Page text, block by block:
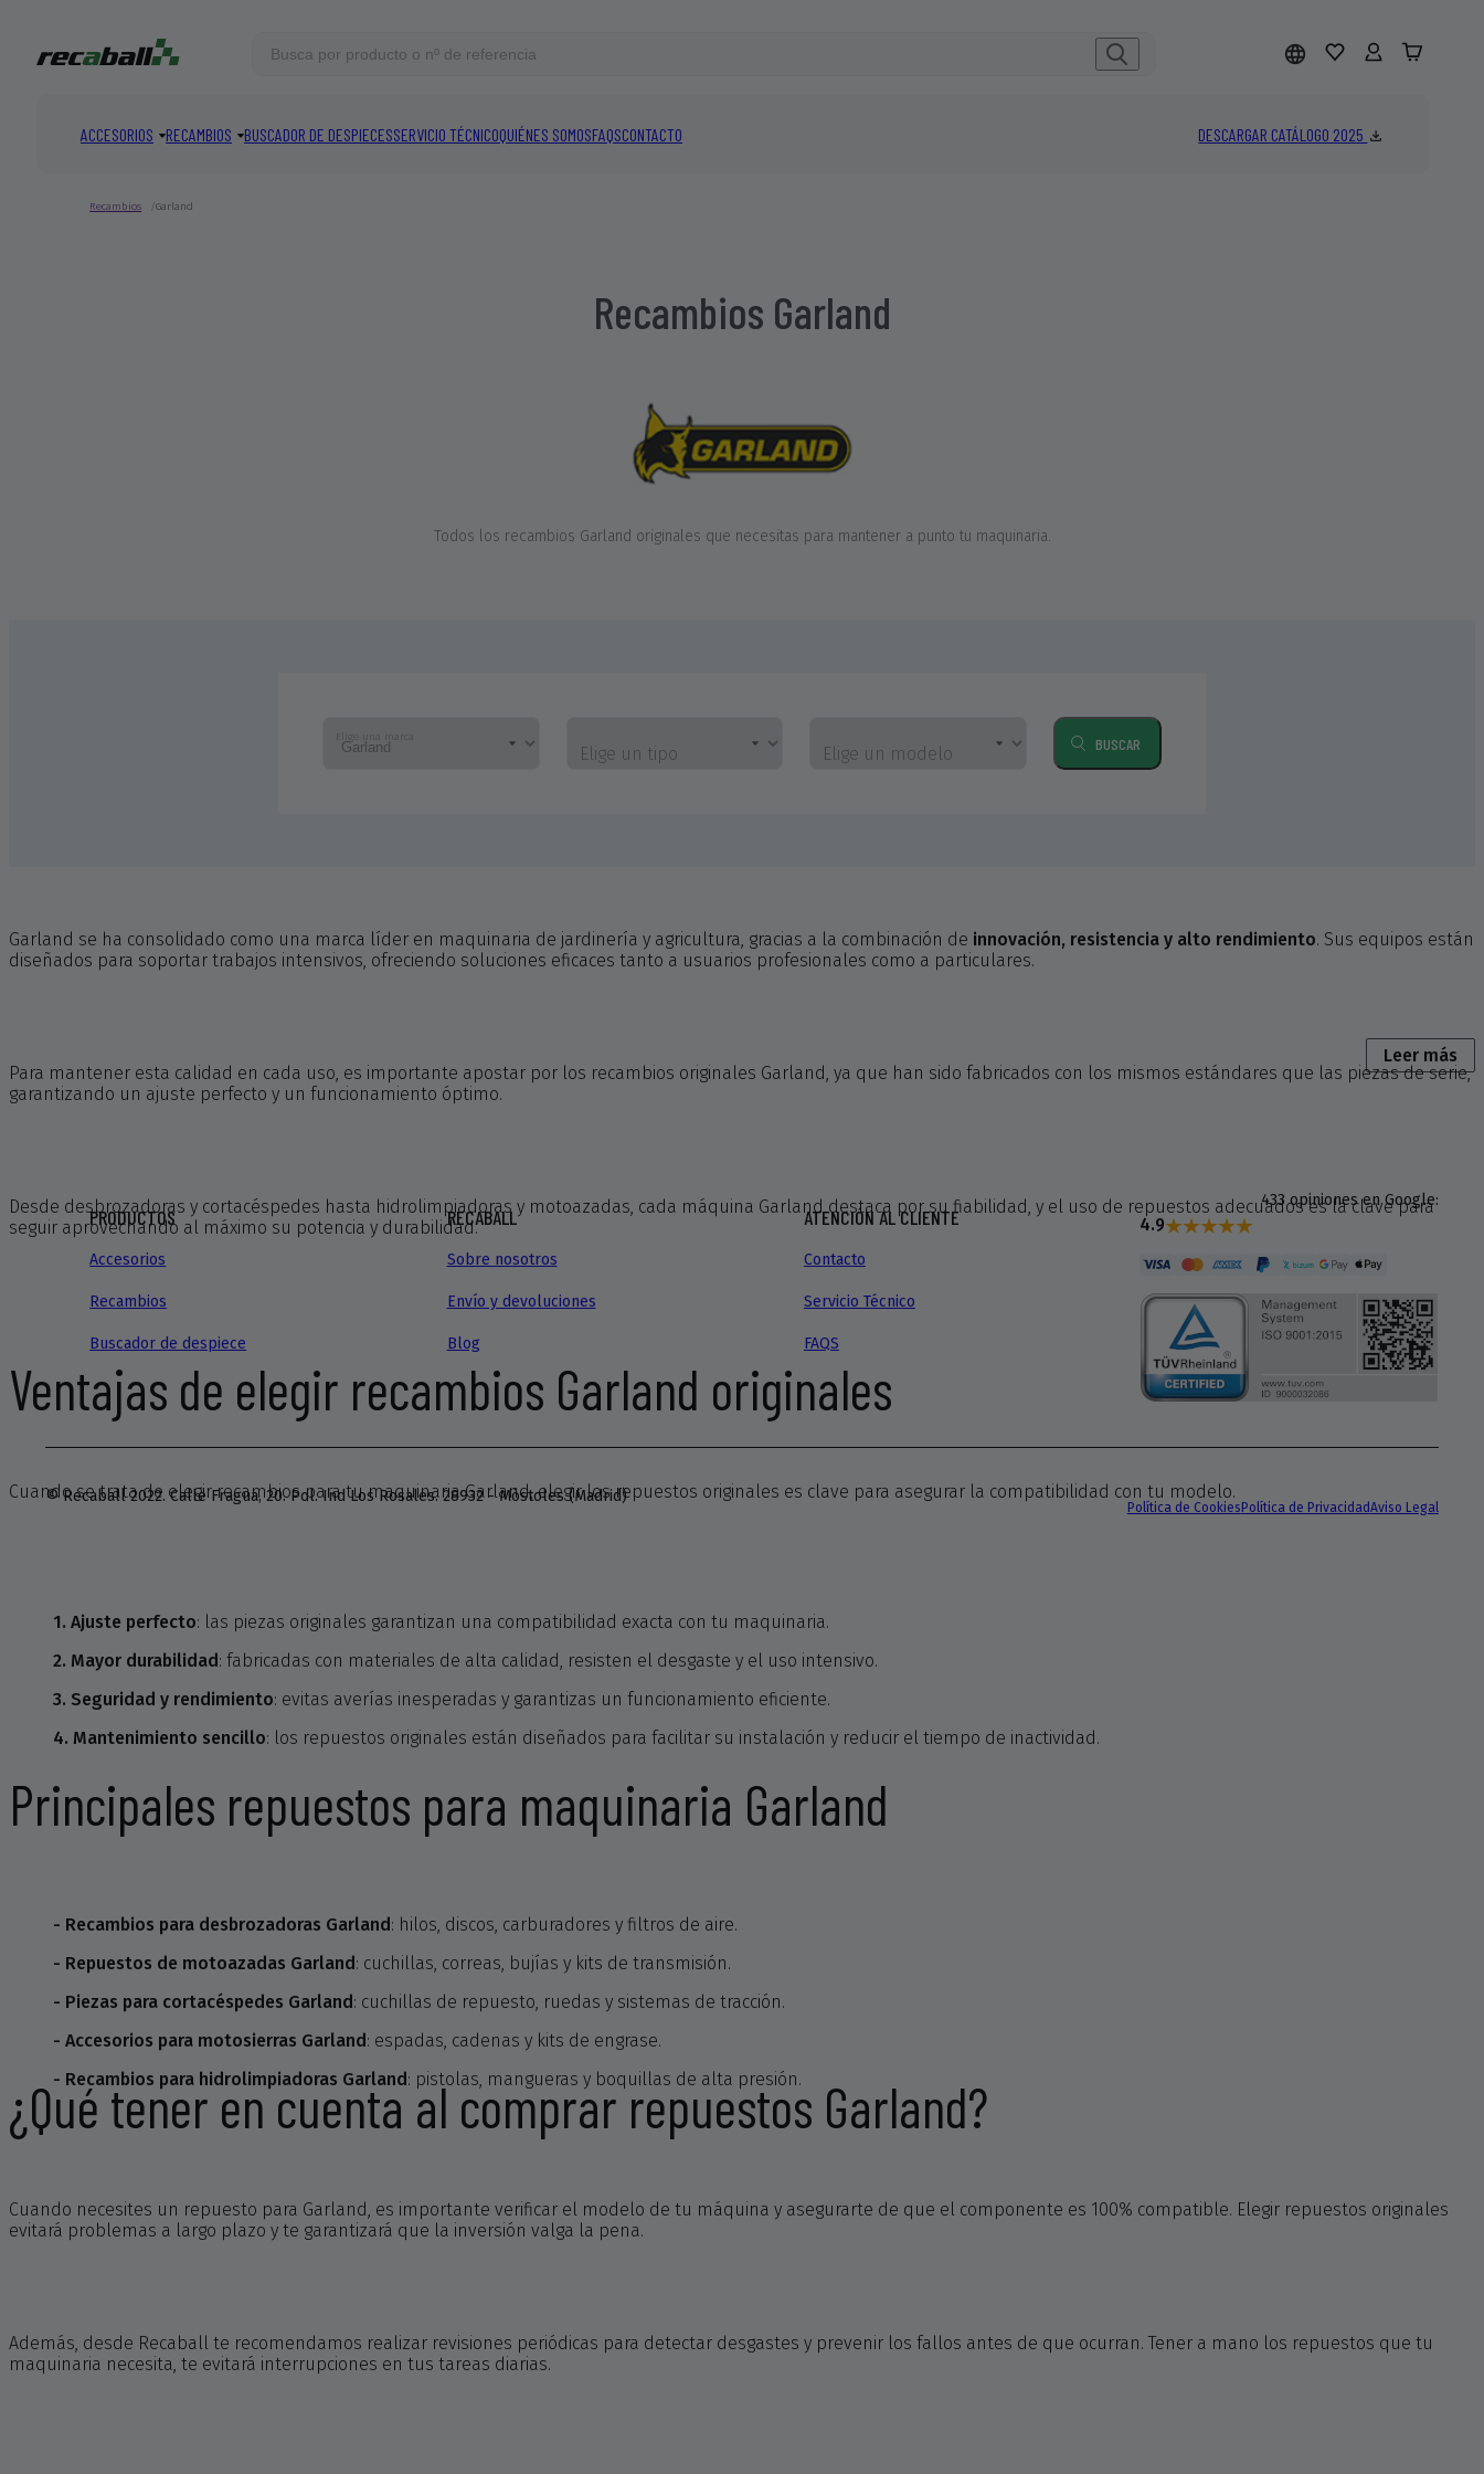
ACCESORIOS RECAMBIOS BUSCADOR DE DESPIECESSERVICIO TÉCNICOQUIÉNES SOMOSFAQSCONTACTO DESCARGAR CATÁLOGO 2025
Recambios Garland
Recambios Garland
Todos los recambios Garland originales que necesitas para mantener a punto tu maquinaria.
Elige una marca
Elige un tipo Elige un modelo BUSCAR
Garland se ha consolidado como una marca líder en maquinaria de jardinería y agricultura, gracias a la combinación de innovación, resistencia y alto rendimiento. Sus equipos están
diseñados para soportar trabajos intensivos, ofreciendo soluciones eficaces tanto a usuarios profesionales como a particulares.
Para mantener esta calidad en cada uso, es importante apostar por los recambios originales Garland, ya que han sido fabricados con los mismos estándares que las piezas de serie,
garantizando un ajuste perfecto y un funcionamiento óptimo.
Desde desbrozadoras y cortacéspedes hasta hidrolimpiadoras y motoazadas, cada máquina Garland destaca por su fiabilidad, y el uso de repuestos adecuados es la clave para
seguir aprovechando al máximo su potencia y durabilidad.
Ventajas de elegir recambios Garland originales
Cuando se trata de elegir recambios para tu maquinaria Garland, elegir los repuestos originales es clave para asegurar la compatibilidad con tu modelo.
1. Ajuste perfecto: las piezas originales garantizan una compatibilidad exacta con tu maquinaria.
2. Mayor durabilidad : fabricadas con materiales de alta calidad, resisten el desgaste y el uso intensivo.
3. Seguridad y rendimiento: evitas averías inesperadas y garantizas un funcionamiento eficiente.
4. Mantenimiento sencillo: los repuestos originales están diseñados para facilitar su instalación y reducir el tiempo de inactividad.
Principales repuestos para maquinaria Garland
- Recambios para desbrozadoras Garland : hilos, discos, carburadores y filtros de aire.
- Repuestos de motoazadas Garland : cuchillas, correas, bujías y kits de transmisión.
- Piezas para cortacéspedes Garland : cuchillas de repuesto, ruedas y sistemas de tracción.
- Accesorios para motosierras Garland : espadas, cadenas y kits de engrase.
- Recambios para hidrolimpiadoras Garland : pistolas, mangueras y boquillas de alta presión.
¿Qué tener en cuenta al comprar repuestos Garland?
Cuando necesites un repuesto para Garland, es importante verificar el modelo de tu máquina y asegurarte de que el componente es 100% compatible. Elegir repuestos originales
evitará problemas a largo plazo y te garantizará que la inversión valga la pena.
Además, desde Recaball te recomendamos realizar revisiones periódicas para detectar desgastes y prevenir los fallos antes de que ocurran. Tener a mano los repuestos que tu
maquinaria necesita, te evitará interrupciones en tus tareas diarias.
Leer más
PRODUCTOS
Accesorios
Recambios
Buscador de despiece
RECABALL
Sobre nosotros
Envío y devoluciones
Blog
ATENCIÓN AL CLIENTE
Contacto
Servicio Técnico
FAQS
433 opiniones en Google:
4.9
© Recaball 2022. Calle Fragua, 20. Pol. Ind Los Rosales.28932 - Móstoles (Madrid)
Política de Cookies Política de PrivacidadAviso Legal